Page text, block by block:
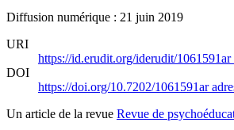
Diffusion numérique : 21 juin 2019
URI
https://id.erudit.org/iderudit/1061591ar
DOI
https://doi.org/10.7202/1061591ar
Un article de la revue Revue de